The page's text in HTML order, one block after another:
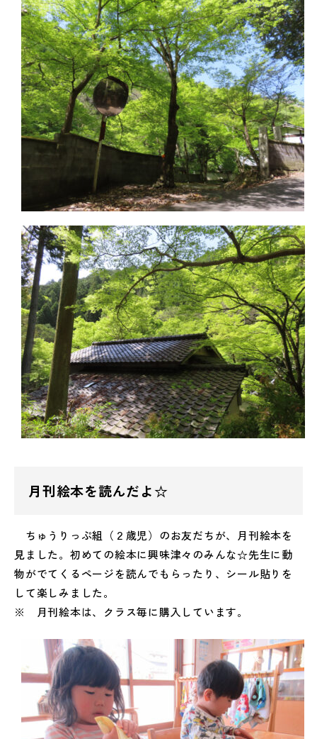
月刊絵本を読んだよ☆
ちゅうりっぷ組（２歳児）のお友だちが、月刊絵本を
見ました。初めての絵本に興味津々のみんな☆先生に動
物がでてくるページを読んでもらったり、シール貼りを
して楽しみました。
※ 月刊絵本は、クラス毎に購入しています。